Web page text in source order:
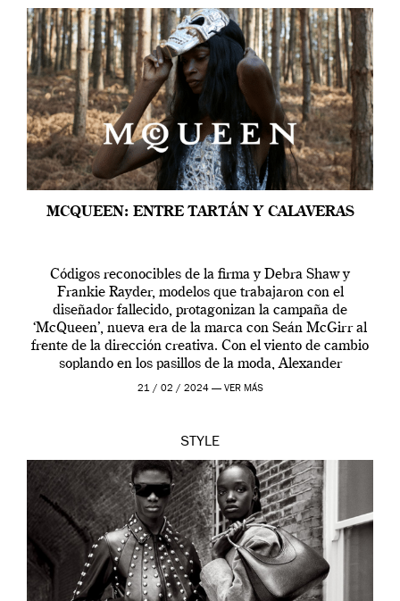
MCQUEEN: ENTRE TARTÁN Y CALAVERAS
Códigos reconocibles de la firma y Debra Shaw y
Frankie Rayder, modelos que trabajaron con el
diseñador fallecido, protagonizan la campaña de
‘McQueen’, nueva era de la marca con Seán McGirr al
frente de la dirección creativa. Con el viento de cambio
soplando en los pasillos de la moda, Alexander
McQueen se prepara para una […]
21 / 02 / 2024 — VER MÁS
STYLE